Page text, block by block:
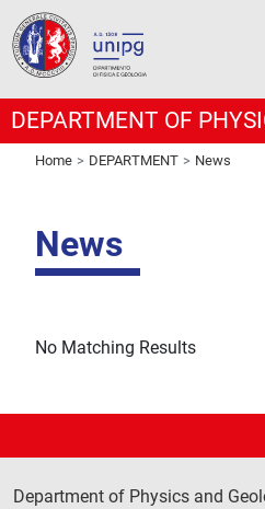
DEPARTMENT OF
Home DEPARTMENT News
News
No Matching Results
Department of Physics and